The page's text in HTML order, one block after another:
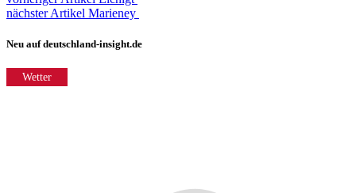
nächster Artikel Marieney
Neu auf deutschland-insight.de
Wetter